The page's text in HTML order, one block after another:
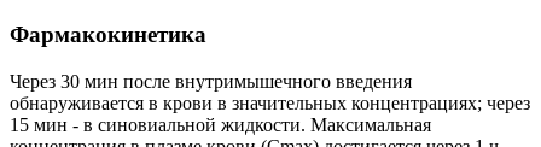
Фармакокинетика
Через 30 мин после внутримышечного введения
обнаруживается в крови в значительных концентрациях; через
15 мин - в синовиальной жидкости. Максимальная